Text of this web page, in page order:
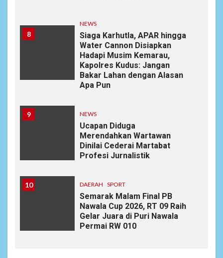
8
NEWS
Siaga Karhutla, APAR hingga
Water Cannon Disiapkan
Hadapi Musim Kemarau,
Kapolres Kudus: Jangan
Bakar Lahan dengan Alasan
Apa Pun
9 NEWS
Ucapan Diduga
Merendahkan Wartawan
Dinilai Cederai Martabat
Profesi Jurnalistik
10 DAERAH SPORT
Semarak Malam Final PB
Nawala Cup 2026, RT 09 Raih
Gelar Juara di Puri Nawala
Permai RW 010